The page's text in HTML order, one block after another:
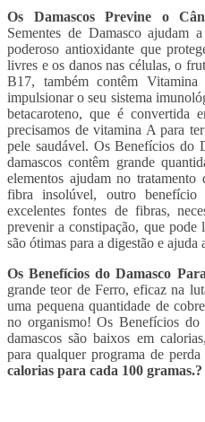
Os Damascos Previne o
Sementes de Damasco ajudam
poderoso antioxidante que
livres e os danos nas células, o
B17, também contêm
impulsionar o seu sistema
betacaroteno, que é convertida
precisamos de vitamina A para
pele saudável. Os Benefícios do
damascos contêm grande
elementos ajudam no
fibra insolúvel, outro
excelentes fontes de fibras,
prevenir a constipação, que pode
são ótimas para a digestão e
Os Benefícios do Damasco
grande teor de Ferro, eficaz na
uma pequena quantidade de
no organismo! Os Benefícios do
damascos são baixos em
para qualquer programa de
calorias para cada 100 gramas.?